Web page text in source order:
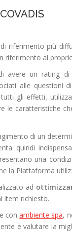
riferimento più
riferimento al
avere un rating
alle questioni
gli effetti,
le caratteristiche
di un
quindi
una
la Piattaforma
ad
item richiesto.
conambiente spa,
e valutare la